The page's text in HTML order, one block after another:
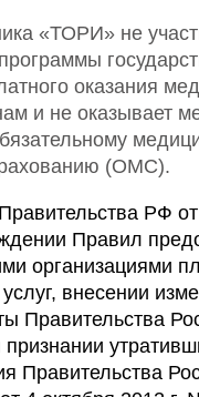
«ТОРИ» не
оказания
и не оказывает
(ОМС).
РФ
Правил
организациями
внесении
Правительства
Правительства